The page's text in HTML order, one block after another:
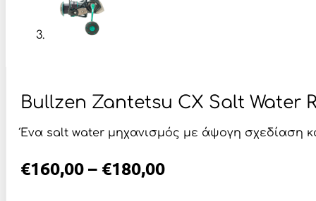
Bullzen Zantetsu CX Salt Water
Ένα salt water μηχανισμός με άψογη σχεδίαση
€160,00– €180,00Price